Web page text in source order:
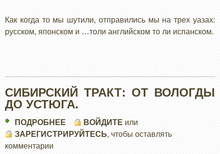
Как когда то мы шутили, отправились мы на трех уазах:
русском, японском и …толи английском то ли испанском.
СИБИРСКИЙ ТРАКТ: ОТ ВОЛОГДЫ
ДО УСТЮГА.
ПОДРОБНЕЕ
СИБИРСКИЙ
ВОЙДИТЕ или
ЗАРЕГИСТРИРУЙТЕСЬ, чтобы оставлять
комментарии